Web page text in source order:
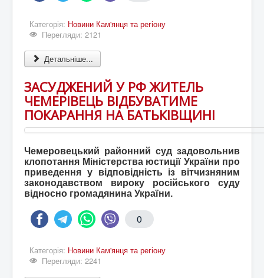
Категорія: Новини Кам'янця та регіону
Перегляди: 2121
Детальніше...
ЗАСУДЖЕНИЙ У РФ ЖИТЕЛЬ
ЧЕМЕРІВЕЦЬ ВІДБУВАТИМЕ
ПОКАРАННЯ НА БАТЬКІВЩИНІ
Чемеровецький районний суд задовольнив
клопотання Міністерства юстиції України про
приведення у відповідність із вітчизняним
законодавством вироку російського суду
відносно громадянина України.
0
Категорія: Новини Кам'янця та регіону
Перегляди: 2241